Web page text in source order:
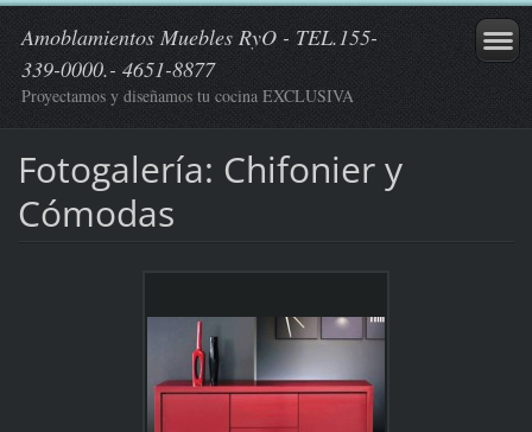
Amoblamientos Muebles RyO - TEL.155-
339-0000.- 4651-8877
Proyectamos y diseñamos tu cocina EXCLUSIVA
Fotogalería: Chifonier y
Cómodas